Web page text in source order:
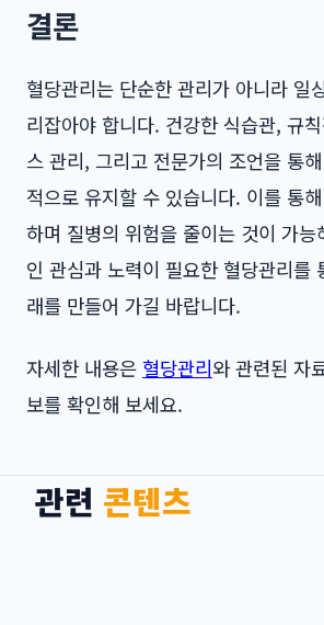
결론
혈당관리는 단순한 관리가 아니라 일
리잡아야 합니다. 건강한 식습관, 규
스 관리, 그리고 전문가의 조언을 통
적으로 유지할 수 있습니다. 이를 통
하며 질병의 위험을 줄이는 것이 가능
인 관심과 노력이 필요한 혈당관리를
래를 만들어 가길 바랍니다.
자세한 내용은 혈당관리와 관련된 자
보를 확인해 보세요.
관련 콘텐츠